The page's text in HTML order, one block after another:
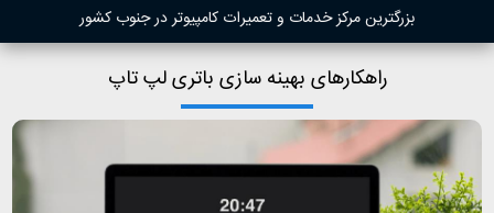
بزرگترین مرکز خدمات و تعمیرات کامپیوتر در جنوب کشور
راهکارهای بهینه سازی باتری لپ تاپ